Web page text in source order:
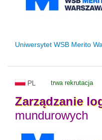
Uniwersytet WSB Merito
PL trwa rekrutacja
Zarządzanie
mundurowych